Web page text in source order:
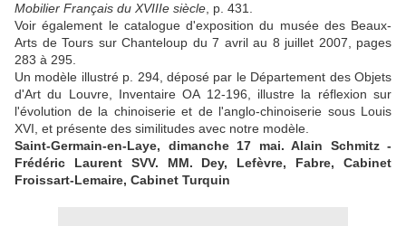
Mobilier Français du XVIIIe siècle , p. 431.
Voir également le catalogue d'exposition du musée des Beaux-
Arts de Tours sur Chanteloup du 7 avril au 8 juillet 2007, pages
283 à 295.
Un modèle illustré p. 294, déposé par le Département des Objets
d'Art du Louvre, Inventaire OA 12-196, illustre la réflexion sur
l'évolution de la chinoiserie et de l'anglo-chinoiserie sous Louis
XVI, et présente des similitudes avec notre modèle.
Saint-Germain-en-Laye, dimanche 17 mai. Alain Schmitz -
Frédéric Laurent SVV. MM. Dey, Lefèvre, Fabre, Cabinet
Froissart-Lemaire, Cabinet Turquin